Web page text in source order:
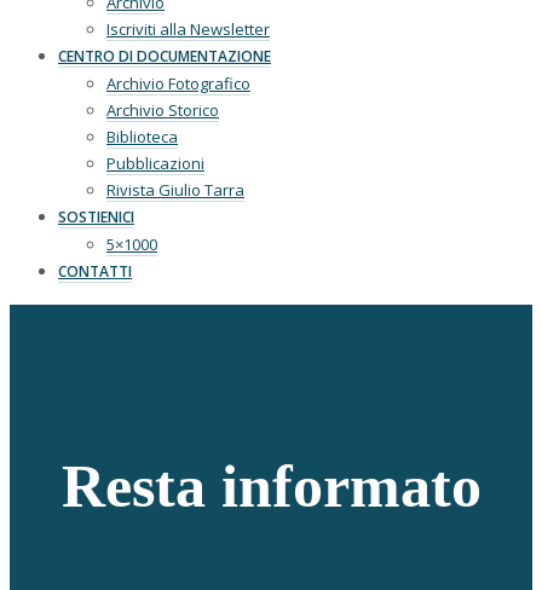
Iscriviti alla Newsletter
CENTRO DI DOCUMENTAZIONE
Archivio Fotografico
Archivio Storico
Biblioteca
Pubblicazioni
Rivista Giulio Tarra
SOSTIENICI
5×1000
CONTATTI
Resta informato